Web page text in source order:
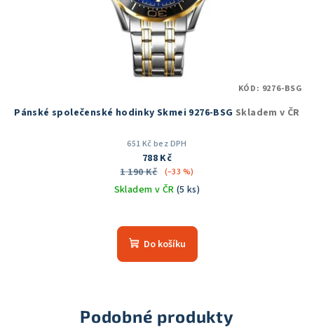
Pánské společenské hodinky Skmei 9276-BSG Skladem v ČR
651 Kč bez DPH
788 Kč
1 190 Kč
(–33 %)
Skladem v ČR (5 ks)
hodnocení
produktu
hvězdiček.
Do košíku
KÓD: 9276-BSG
Podobné produkty